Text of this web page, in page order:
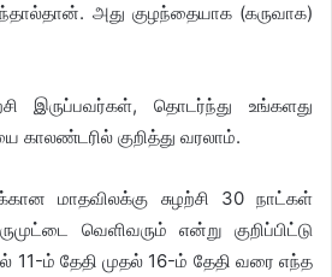
அது குழந்தையாக (கருவாக)
இருப்பவர்கள், தொடர்ந்து உங்களது
காலண்டரில் குறித்து வரலாம்.
மாதவிலக்கு சுழற்சி 30 நாட்கள்
வெளிவரும் என்று குறிப்பிட்டு
11-ம் தேதி முதல் 16-ம் தேதி வரை எந்த